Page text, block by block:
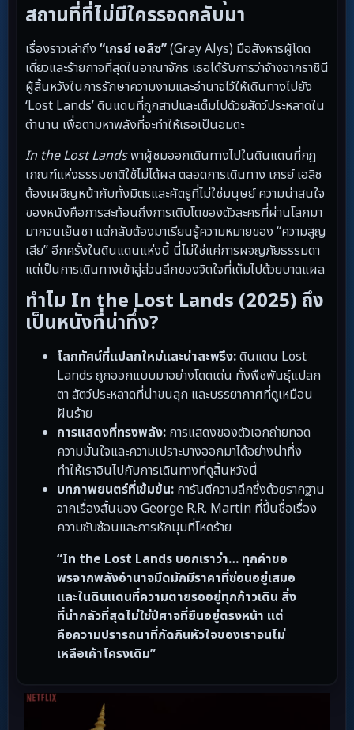
สถานที่ที่ไม่มีใครรอดกลับมา
เรื่องราวเล่าถึง “เกรย์ เอลิซ”(Gray Alys) มือสังหารผู้โดด
เดี่ยวและร้ายกาจที่สุดในอาณาจักร เธอได้รับการว่าจ้างจากราชินี
ผู้สิ้นหวังในการรักษาความงามและอำนาจไว้ให้เดินทางไปยัง
‘Lost Lands’ ดินแดนที่ถูกสาปและเต็มไปด้วยสัตว์ประหลาดใน
ตำนาน เพื่อตามหาพลังที่จะทำให้เธอเป็นอมตะ
In the Lost Landsพาผู้ชมออกเดินทางไปในดินแดนที่กฎ
เกณฑ์แห่งธรรมชาติใช้ไม่ได้ผล ตลอดการเดินทาง เกรย์ เอลิซ
ต้องเผชิญหน้ากับทั้งมิตรและศัตรูที่ไม่ใช่มนุษย์ ความน่าสนใจ
ของหนังคือการสะท้อนถึงการเติบโตของตัวละครที่ผ่านโลกมา
มากจนเย็นชา แต่กลับต้องมาเรียนรู้ความหมายของ “ความสูญ
เสีย” อีกครั้งในดินแดนแห่งนี้ นี่ไม่ใช่แค่การผจญภัยธรรมดา
แต่เป็นการเดินทางเข้าสู่ส่วนลึกของจิตใจที่เต็มไปด้วยบาดแผล
ทำไม In the Lost Lands (2025) ถึง
เป็นหนังที่น่าทึ่ง?
โลกทัศน์ที่แปลกใหม่และน่าสะพรึง:ดินแดน Lost
Lands ถูกออกแบบมาอย่างโดดเด่น ทั้งพืชพันธุ์แปลก
ตา สัตว์ประหลาดที่น่าขนลุก และบรรยากาศที่ดูเหมือน
ฝันร้าย
การแสดงที่ทรงพลัง: การแสดงของตัวเอกถ่ายทอด
ความมั่นใจและความเปราะบางออกมาได้อย่างน่าทึ่ง
ทำให้เราอินไปกับการเดินทางที่ดูสิ้นหวังนี้
บทภาพยนตร์ที่เข้มข้น: การันตีความลึกซึ้งด้วยรากฐาน
จากเรื่องสั้นของ George R.R. Martin ที่ขึ้นชื่อเรื่อง
ความซับซ้อนและการหักมุมที่โหดร้าย
“In the Lost Lands บอกเราว่า… ทุกคำขอ
พรจากพลังอำนาจมืดมักมีราคาที่ซ่อนอยู่เสมอ
และในดินแดนที่ความตายรออยู่ทุกก้าวเดิน สิ่ง
ที่น่ากลัวที่สุดไม่ใช่ปีศาจที่ยืนอยู่ตรงหน้า แต่
คือความปรารถนาที่กัดกินหัวใจของเราจนไม่
เหลือเค้าโครงเดิม”